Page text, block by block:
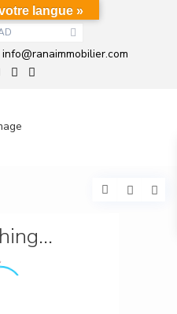
info@ranaimmobilier.com
langue »